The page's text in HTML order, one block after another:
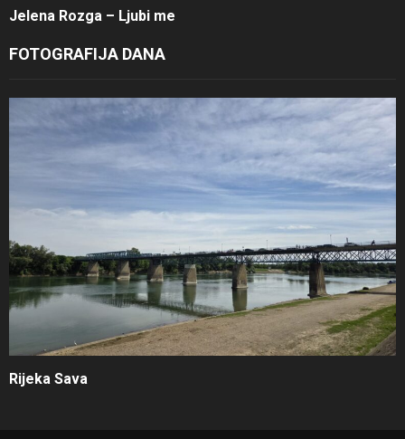
Jelena Rozga – Ljubi me
FOTOGRAFIJA DANA
Rijeka Sava